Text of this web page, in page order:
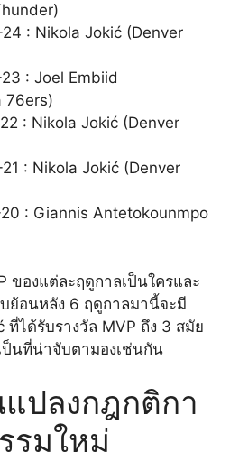
: Nikola Jokić (Denver
: Joel Embiid
76ers)
: Nikola Jokić (Denver
: Nikola Jokić (Denver
: Giannis Antetokounmpo
ของแต่ละฤดูกาลเป็นใครและ
ย้อนหลัง 6 ฤดูกาลมานี้จะมี
ที่ได้รับรางวัล MVP ถึง 3 สมัย
ป็นที่น่าจับตามองเช่นกัน
แปลงกฎกติกา
รมใหม่